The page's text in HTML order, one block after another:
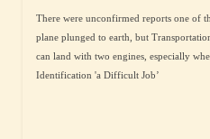
There were unconfirmed reports one of
plane plunged to earth, but
can land with two engines, especially
Identification 'a Difficult Job’